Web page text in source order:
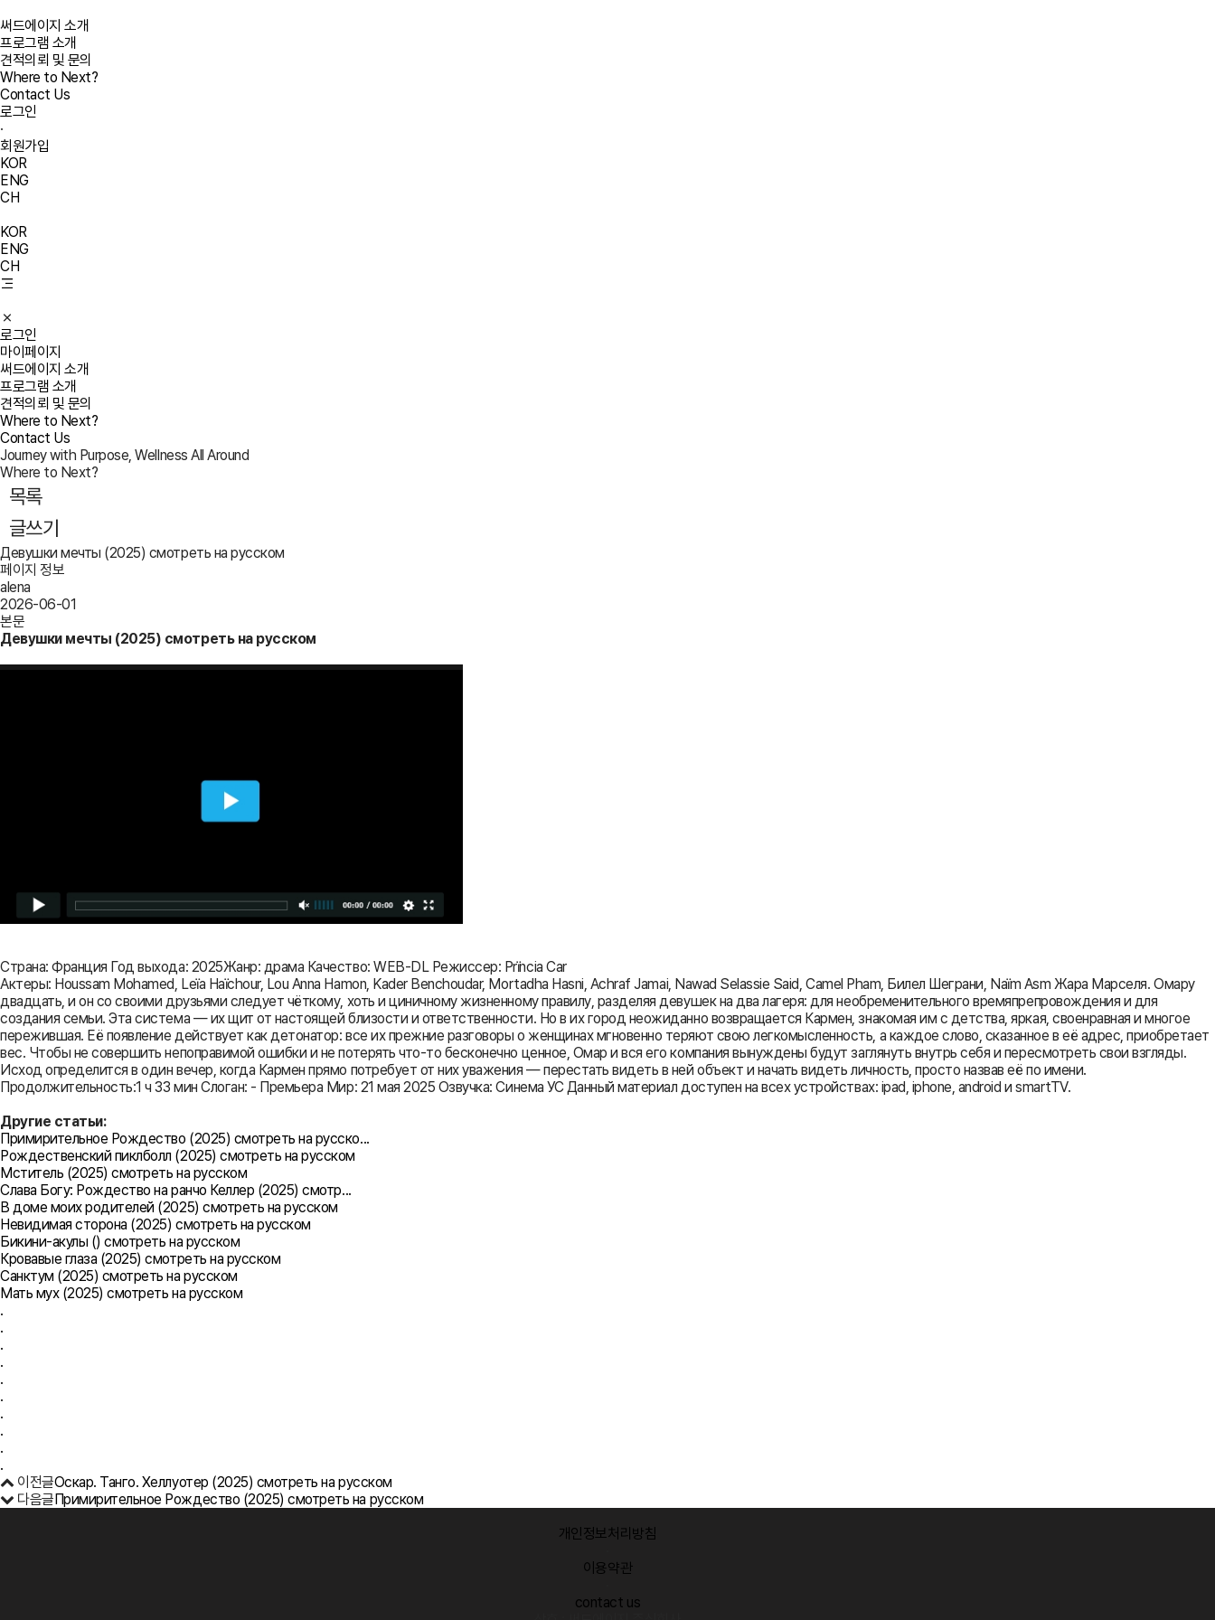
써드에이지 소개
프로그램 소개
견적의뢰 및 문의
Where to Next?
Contact Us
로그인
·
회원가입
KOR
ENG
CH
KOR
ENG
CH
로그인
마이페이지
써드에이지 소개
프로그램 소개
견적의뢰 및 문의
Where to Next?
Contact Us
Journey with Purpose, Wellness All Around
Where to Next?
목록
글쓰기
Девушки мечты (2025) смотреть на русском
페이지 정보
alena
2026-06-01
본문
Девушки мечты (2025) смотреть на русском
Страна: Франция Год выхода: 2025Жанр: драма Качество: WEB-DL Режиссер: Prïncia Car
Актеры: Houssam Mohamed, Leïa Haïchour, Lou Anna Hamon, Kader Benchoudar, Mortadha Hasni, Achraf Jamai, Nawad Selassie Said, Camel Pham, Билел Шеграни, Naïm Asm Жара Марселя. Омару
двадцать, и он со своими друзьями следует чёткому, хоть и циничному жизненному правилу, разделяя девушек на два лагеря: для необременительного времяпрепровождения и для
создания семьи. Эта система — их щит от настоящей близости и ответственности. Но в их город неожиданно возвращается Кармен, знакомая им с детства, яркая, своенравная и многое
пережившая. Её появление действует как детонатор: все их прежние разговоры о женщинах мгновенно теряют свою легкомысленность, а каждое слово, сказанное в её адрес, приобретает
вес. Чтобы не совершить непоправимой ошибки и не потерять что-то бесконечно ценное, Омар и вся его компания вынуждены будут заглянуть внутрь себя и пересмотреть свои взгляды.
Исход определится в один вечер, когда Кармен прямо потребует от них уважения — перестать видеть в ней объект и начать видеть личность, просто назвав её по имени.
Продолжительность:1 ч 33 мин Слоган: - Премьера Мир: 21 мая 2025 Озвучка: Синема УС Данный материал доступен на всех устройствах: ipad, iphone, android и smartTV.
Другие статьи:
Примирительное Рождество (2025) смотреть на русско...
Рождественский пиклболл (2025) смотреть на русском
Мститель (2025) смотреть на русском
Слава Богу: Рождество на ранчо Келлер (2025) смотр...
В доме моих родителей (2025) смотреть на русском
Невидимая сторона (2025) смотреть на русском
Бикини-акулы () смотреть на русском
Кровавые глаза (2025) смотреть на русском
Санктум (2025) смотреть на русском
Мать мух (2025) смотреть на русском
.
.
.
.
.
.
.
.
.
.
이전글Оскар. Танго. Хеллуотер (2025) смотреть на русском
다음글Примирительное Рождество (2025) смотреть на русском
개인정보처리방침
이용약관
contact us